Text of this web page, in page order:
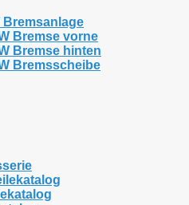
vorne
hinten